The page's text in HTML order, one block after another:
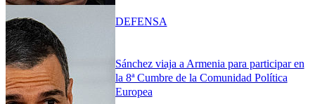
Sánchez viaja a Armenia para participar en
la 8ª Cumbre de la Comunidad Política
Europea
DEFENSA